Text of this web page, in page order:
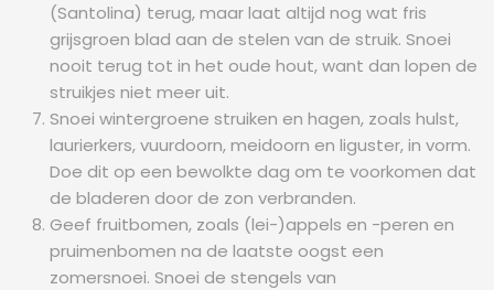
(Santolina) terug, maar laat altijd nog wat fris
grijsgroen blad aan de stelen van de struik. Snoei
nooit terug tot in het oude hout, want dan lopen de
struikjes niet meer uit.
Snoei wintergroene struiken en hagen, zoals hulst,
laurierkers, vuurdoorn, meidoorn en liguster, in vorm.
Doe dit op een bewolkte dag om te voorkomen dat
de bladeren door de zon verbranden.
Geef fruitbomen, zoals (lei-)appels en -peren en
pruimenbomen na de laatste oogst een
zomersnoei. Snoei de stengels van